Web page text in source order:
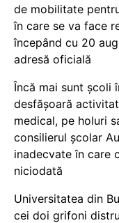
de mobilitate
în care se va face
începând cu 20
adresă oficială
Încă mai sunt școli
desfășoară
medical, pe holuri
consilierul școlar
inadecvate în care
niciodată
Universitatea din
cei doi grifoni